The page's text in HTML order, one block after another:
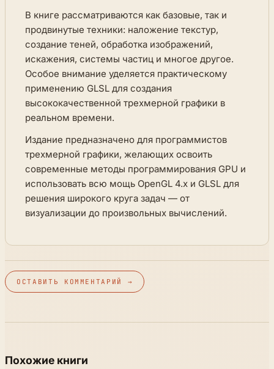
В книге рассматриваются как базовые, так и
продвинутые техники: наложение текстур,
создание теней, обработка изображений,
искажения, системы частиц и многое другое.
Особое внимание уделяется практическому
применению GLSL для создания
высококачественной трехмерной графики в
реальном времени.
Издание предназначено для программистов
трехмерной графики, желающих освоить
современные методы программирования GPU и
использовать всю мощь OpenGL 4.x и GLSL для
решения широкого круга задач — от
визуализации до произвольных вычислений.
ОСТАВИТЬ КОММЕНТАРИЙ →
Похожие книги